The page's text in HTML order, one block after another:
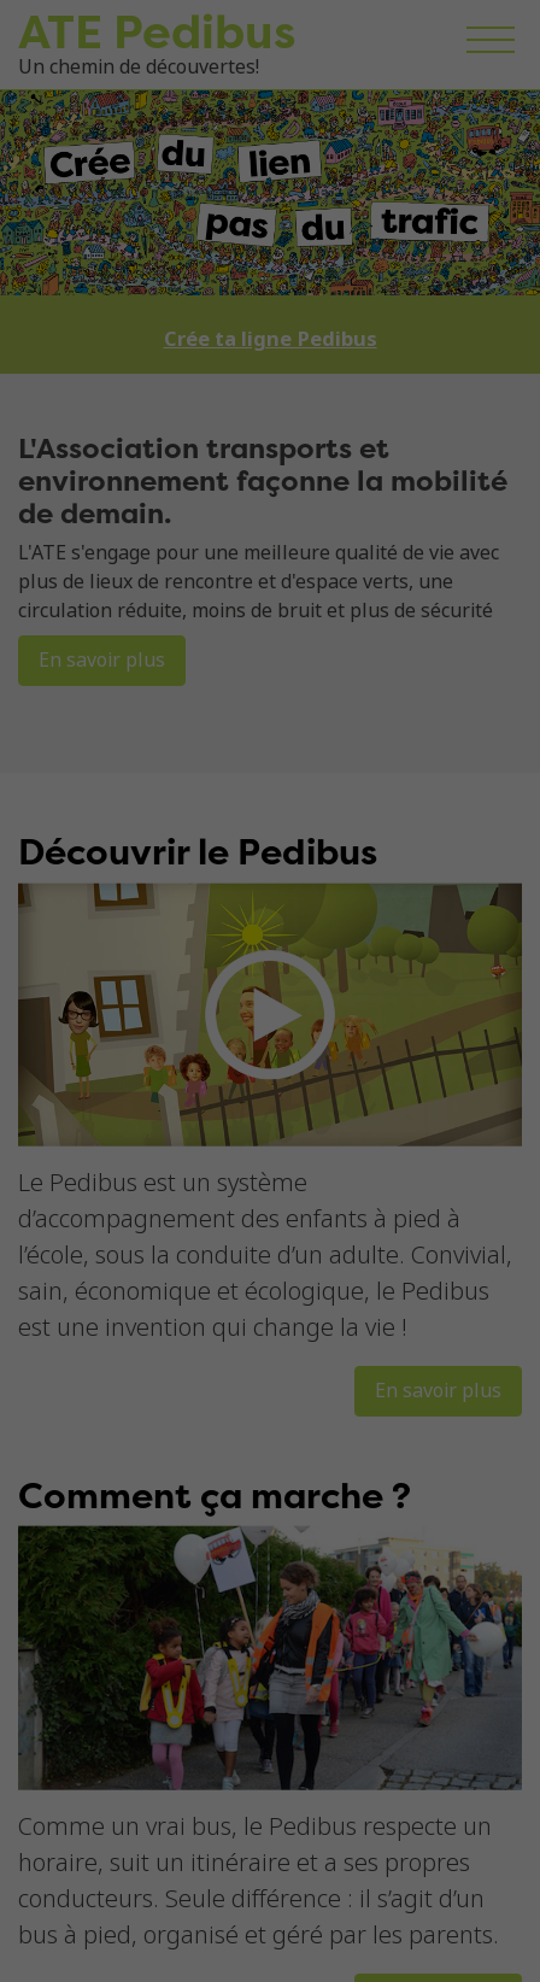
ATE Pedibus
Un chemin de découvertes!
Crée ta ligne Pedibus
L'Association transports et
environnement façonne la mobilité
de demain.
L'ATE s'engage pour une meilleure qualité de vie avec
plus de lieux de rencontre et d'espace verts, une
circulation réduite, moins de bruit et plus de sécurité
En savoir plus
Découvrir le Pedibus
Le Pedibus est un système
d’accompagnement des enfants à pied à
l’école, sous la conduite d’un adulte. Convivial,
sain, économique et écologique, le Pedibus
est une invention qui change la vie !
En savoir plus
Comment ça marche ?
Comme un vrai bus, le Pedibus respecte un
horaire, suit un itinéraire et a ses propres
conducteurs. Seule différence : il s’agit d’un
bus à pied, organisé et géré par les parents.